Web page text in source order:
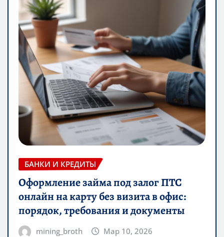
БАНКИ И КРЕДИТЫ
Оформление займа под залог ПТС
онлайн на карту без визита в офис:
порядок, требования и документы
mining_broth Мар 10, 2026